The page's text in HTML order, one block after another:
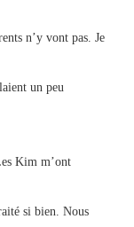
n’y vont pas. Je
un peu
Kim m’ont
si bien. Nous